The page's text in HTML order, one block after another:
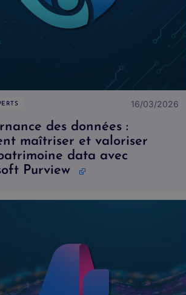
16/03/2026
des données :
maîtriser et valoriser
data avec
Purview